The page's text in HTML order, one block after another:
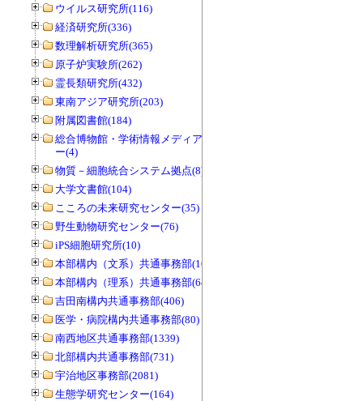
ウイルス研究所(116)
経済研究所(336)
数理解析研究所(365)
原子炉実験所(262)
霊長類研究所(432)
東南アジア研究所(203)
附属図書館(184)
総合博物館・学術情報メディアセンタ
ー(4)
物質－細胞統合システム拠点(8)
大学文書館(104)
こころの未来研究センター(35)
野生動物研究センター(76)
iPS細胞研究所(10)
本部構内（文系）共通事務部(165)
本部構内（理系）共通事務部(646)
吉田南構内共通事務部(406)
医学・病院構内共通事務部(80)
南西地区共通事務部(1339)
北部構内共通事務部(731)
宇治地区事務部(2081)
生態学研究センター(164)